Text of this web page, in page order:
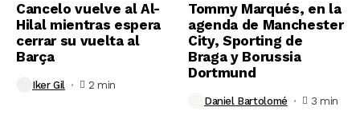
Cancelo vuelve al Al-
Hilal mientras espera
cerrar su vuelta al
Barça
Iker Gil 2 min
Tommy Marqués, en la
agenda de Manchester
City, Sporting de
Braga y Borussia
Dortmund
Daniel Bartolomé 3 min